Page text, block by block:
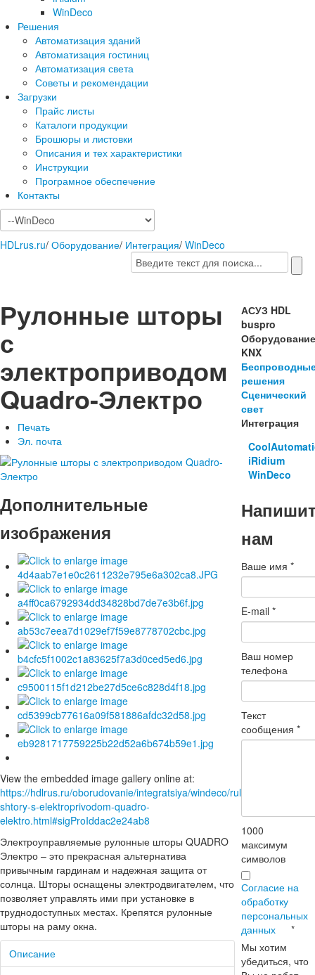
WinDeco
Решения
Автоматизация зданий
Автоматизация гостиниц
Автоматизация света
Советы и рекомендации
Загрузки
Прайс листы
Каталоги продукции
Брошюры и листовки
Описания и тех характеристики
Инструкции
Програмное обеспечение
Контакты
HDLrus.ru/ Оборудование/ Интеграция/ WinDeco
Рулонные шторы
с
электроприводом
Quadro-Электро
Печать
Эл. почта
Дополнительные
изображения
View the embedded image gallery online at:
https://hdlrus.ru/oborudovanie/integratsiya/windeco/rulonnye-
shtory-s-elektroprivodom-quadro-
elektro.html#sigProIddac2e24ab8
Электроуправляемые рулонные шторы QUADRO
Электро – это прекрасная альтернатива
привычным гардинам и надежная защита от
солнца. Шторы оснащены электродвигателем, что
позволяет управлять ими при установке в
труднодоступных местах. Крепятся рулонные
шторы на раму окна.
Описание
АСУЗ HDL
buspro
KNX
решения
Сценический
свет
Интеграция
iRidium
WinDeco
нам
Ваше имя*
E-mail*
Ваш номер
телефона
Текст
сообщения*
1000
максимум
символов
Согласие на
обработку
персональных
данных
*
Мы хотим
убедиться, что